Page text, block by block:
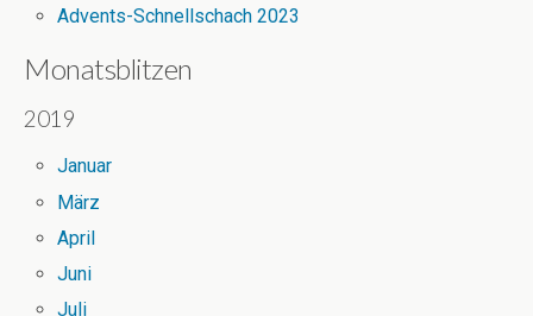
Advents-Schnellschach 2023
Monatsblitzen
2019
Januar
März
April
Juni
Juli